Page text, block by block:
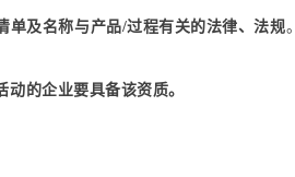
单及名称与产品/过程有关的法律、法规。
的企业要具备该资质。